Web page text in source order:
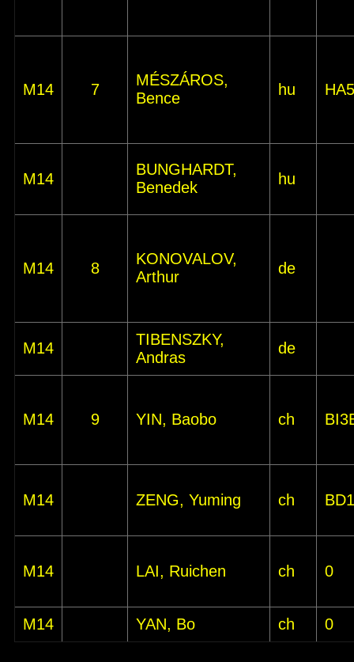
M14 7
MÉSZÁROS,
Bence
hu
M14
BUNGHARDT,
Benedek
hu
M14 8
KONOVALOV,
Arthur
de
M14
TIBENSZKY,
Andras
de
M14 9 YIN, Baobo ch
M14 ZENG, Yuming ch
M14 LAI, Ruichen ch 0
M14 YAN, Bo ch 0